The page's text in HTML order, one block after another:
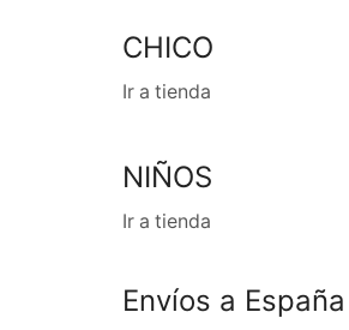
CHICO
Ir a tienda
NIÑOS
Ir a tienda
Envíos a España